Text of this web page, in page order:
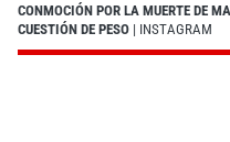
CONMOCIÓN POR LA MUERTE DE
CUESTIÓN DE PESO | INSTAGRAM